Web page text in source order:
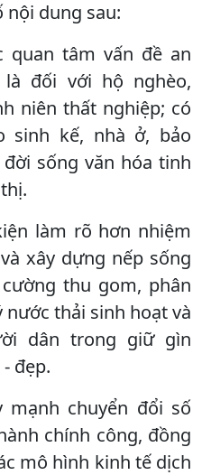
nội dung sau:
quan tâm vấn đề an
đối với hộ nghèo,
niên thất nghiệp; có
sinh kế, nhà ở, bảo
sống văn hóa tinh
làm rõ hơn nhiệm
xây dựng nếp sống
thu gom, phân
thải sinh hoạt và
dân trong giữ gìn
đẹp.
mạnh chuyển đổi số
chính công, đồng
mô hình kinh tế dịch